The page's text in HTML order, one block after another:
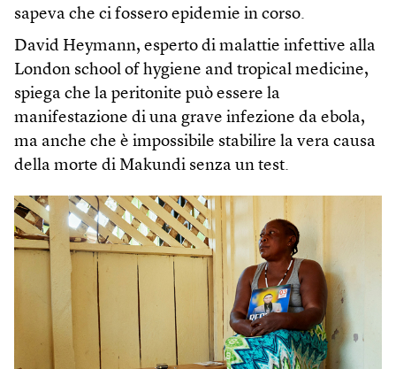
sapeva che ci fossero epidemie in corso.
David Heymann, esperto di malattie infettive alla
London school of hygiene and tropical medicine,
spiega che la peritonite può essere la
manifestazione di una grave infezione da ebola,
ma anche che è impossibile stabilire la vera causa
della morte di Makundi senza un test.